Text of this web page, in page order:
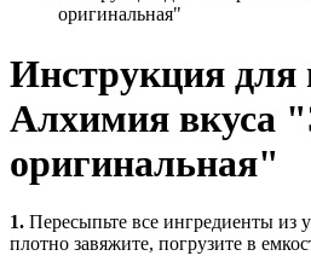
оригинальная"
Инструкция для
Алхимия вкуса
оригинальная"
1. Пересыпьте все ингредиенты из
плотно завяжите, погрузите в